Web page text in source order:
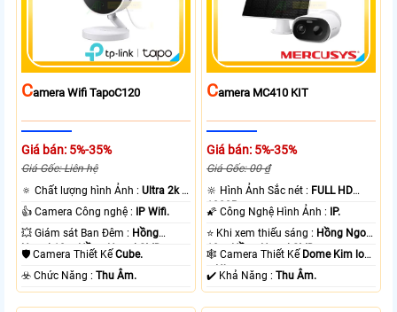
CAmera Wifi TapoC120
Giá bán: 5%-35%
Giá Gốc: Liên hệ
🔅 Chất lượng hình Ảnh :Ultra 2k +
.
👍 Camera Công nghệ : IP Wifi.
💥 Giám sát Ban Đêm : Hồng
Ngoại 10m Hồng Ngoại SMD.
🛡 Camera Thiết KếCube.
️☣️ Chức Năng :Thu Âm.
CAmera MC410 KIT
Giá bán: 5%-35%
Giá Gốc: 00 ₫
🔆 Hình Ảnh Sắc nét : FULL HD
1080P .
🌠 Công Nghệ Hình Ảnh : IP.
⭐ Khi xem thiếu sáng : Hồng Ngoại
10m Hồng Ngoại SMD.
🕸️ Camera Thiết Kế Dome Kim loại
+ Nhựa.
️✔️ Khả Năng :Thu Âm.